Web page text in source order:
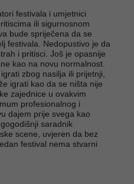
festivala i umjetnici
ili sigurnosnom
bude spriječena da se
festivala. Nedopustivo je da
i pritisci. Još je opasnije
kao na novu normalnost.
zbog nasilja ili prijetnji,
igrati kao da se ništa nije
zajednice u ovakvim
profesionalnog i
dajem prije svega kao
saradnik
scene, uvjeren da bez
festival nema stvarni